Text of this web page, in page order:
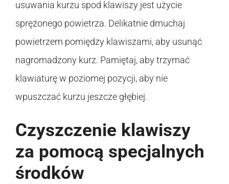
usuwania kurzu spod klawiszy jest użycie
sprężonego powietrza. Delikatnie dmuchaj
powietrzem pomiędzy klawiszami, aby usunąć
nagromadzony kurz. Pamiętaj, aby trzymać
klawiaturę w poziomej pozycji, aby nie
wpuszczać kurzu jeszcze głębiej.
Czyszczenie klawiszy
za pomocą specjalnych
środków